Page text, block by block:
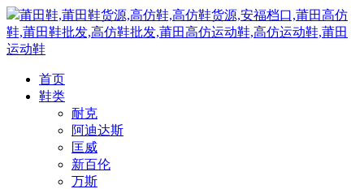
莆田鞋,莆田鞋货源,高仿鞋,高仿鞋货源,安福档口,莆田高仿
鞋,莆田鞋批发,高仿鞋批发,莆田高仿运动鞋,高仿运动鞋,莆田
运动鞋
首页
鞋类
耐克
阿迪达斯
匡威
新百伦
万斯